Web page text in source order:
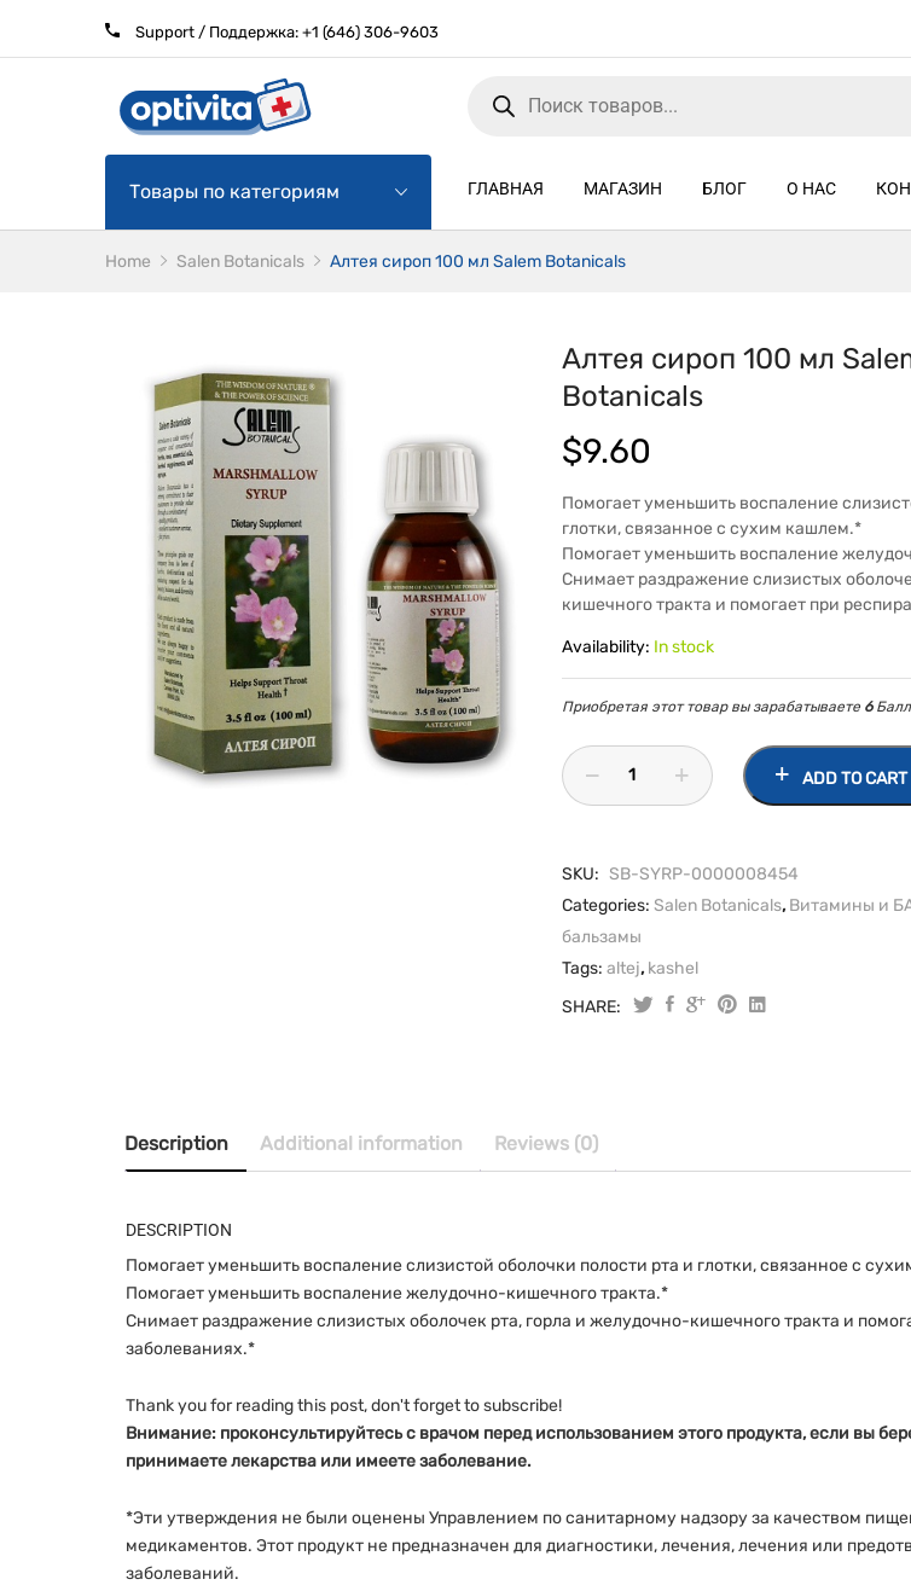
Support / Поддержка: +1 (646) 306-9603
Товары по категориям ГЛАВНАЯ МАГАЗИН БЛОГ О НАС
Home Salen Botanicals Алтея сироп 100 мл Salem Botanicals
Алтея сироп 100 мл
Botanicals
$9.60
Помогает уменьшить воспаление
глотки, связанное с сухим кашлем.*
Помогает уменьшить воспаление
Снимает раздражение слизистых
кишечного тракта и помогает при
Availability: In stock
Приобретая этот товар вы зарабатываете 6
Salem
Botanicals
ADD TO CART
SKU: SB-SYRP-0000008454
Categories: Salen Botanicals, Витамины и
бальзамы
Tags: altej, kashel
SHARE:
Description Additional information Reviews (0)
DESCRIPTION
Помогает уменьшить воспаление слизистой оболочки полости рта и глотки, связанное с
Помогает уменьшить воспаление желудочно-кишечного тракта.*
Снимает раздражение слизистых оболочек рта, горла и желудочно-кишечного тракта и
заболеваниях.*
Thank you for reading this post, don't forget to subscribe!
Внимание: проконсультируйтесь с врачом перед использованием этого продукта, если вы
принимаете лекарства или имеете заболевание.
*Эти утверждения не были оценены Управлением по санитарному надзору за качеством
медикаментов. Этот продукт не предназначен для диагностики, лечения, лечения или
заболеваний.